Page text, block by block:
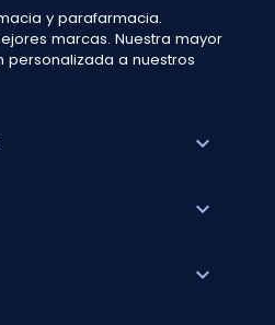
y parafarmacia.
marcas. Nuestra mayor
a nuestros
expand_more
expand_more
expand_more